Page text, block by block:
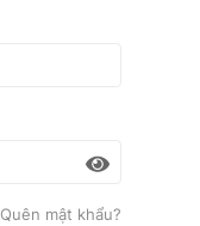
Quên mật khẩu?